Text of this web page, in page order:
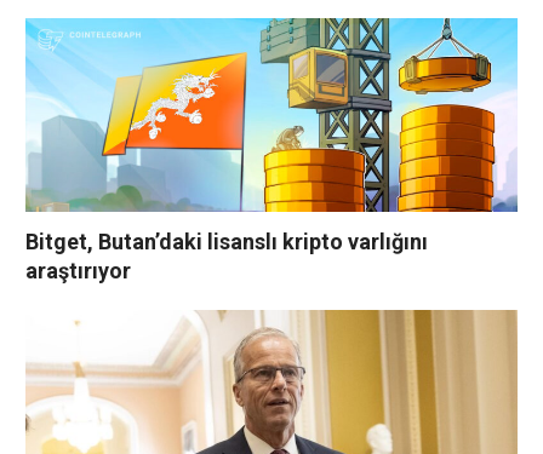
Bitget, Butan’daki lisanslı kripto varlığını
araştırıyor